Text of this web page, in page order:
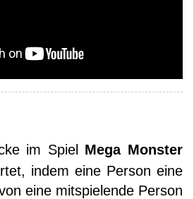
im Spiel Mega Monster
indem eine Person eine
eine mitspielende Person